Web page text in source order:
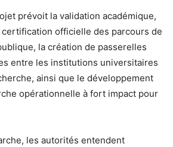
prévoit la validation académique,
certification officielle des parcours de
la création de passerelles
entre les institutions universitaires
ainsi que le développement
opérationnelle à fort impact pour
les autorités entendent